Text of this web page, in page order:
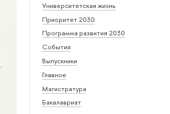
Университетская жизнь
Приоритет 2030
Программа развития 2030
События
Выпускники
Главное
Магистратура
Бакалавриат